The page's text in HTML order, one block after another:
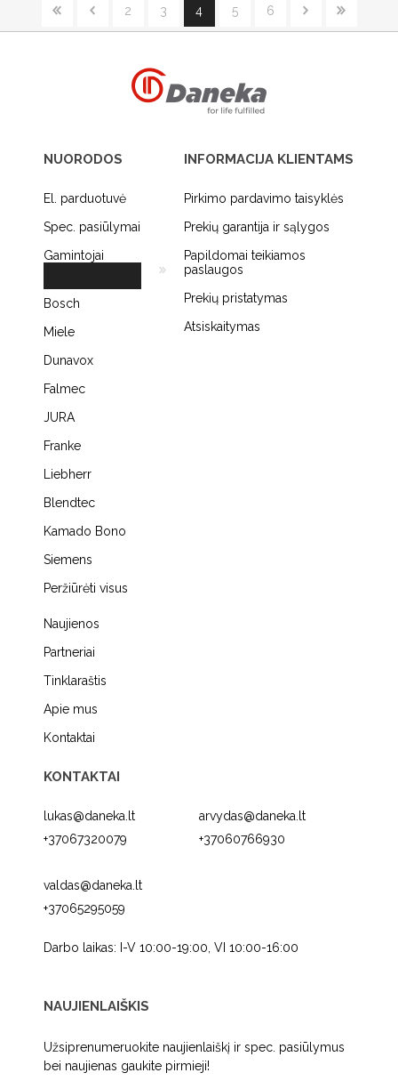
2 3 4 5 6
NUORODOS
El. parduotuvė
Spec. pasiūlymai
Gamintojai
Bosch
Miele
Dunavox
Falmec
JURA
Franke
Liebherr
Blendtec
Kamado Bono
Siemens
Peržiūrėti visus
Naujienos
Partneriai
Tinklaraštis
Apie mus
Kontaktai
KONTAKTAI
lukas@daneka.lt
+37067320079
arvydas@daneka.lt
+37060766930
valdas@daneka.lt
+37065295059
Darbo laikas: I-V 10:00-19:00, VI 10:00-16:00
INFORMACIJA KLIENTAMS
Pirkimo pardavimo taisyklės
Prekių garantija ir sąlygos
Papildomai teikiamos
paslaugos
Prekių pristatymas
Atsiskaitymas
NAUJIENLAIŠKIS
Užsiprenumeruokite naujienlaiškį ir spec. pasiūlymus
bei naujienas gaukite pirmieji!